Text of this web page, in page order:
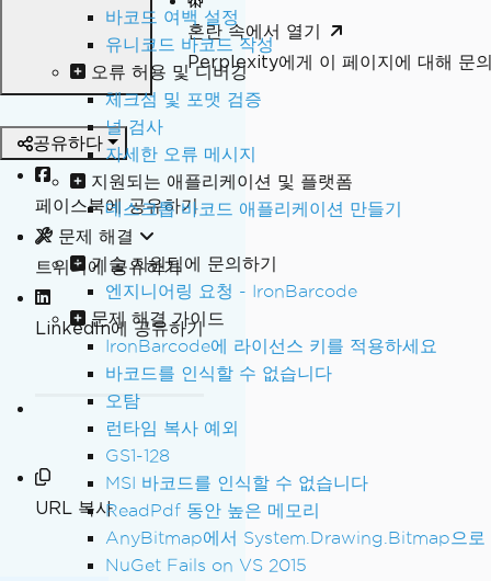
바코드 여백 설정
유니코드 바코드 작성
오류 허용 및 디버깅
체크섬 및 포맷 검증
널 검사
자세한 오류 메시지
지원되는 애플리케이션 및 플랫폼
데스크톱 바코드 애플리케이션 만들기
문제 해결
기술 지원팀에 문의하기
엔지니어링 요청 - IronBarcode
문제 해결 가이드
IronBarcode에 라이선스 키를 적용하세요
바코드를 인식할 수 없습니다
오탐
런타임 복사 예외
GS1-128
MSI 바코드를 인식할 수 없습니다
ReadPdf 동안 높은 메모리
AnyBitmap에서 System.Drawing.Bitmap으로
NuGet Fails on VS 2015
혼란 속에서 열기
Perplexity에게 이 페이지에 대해 문
공유하다
페이스북에 공유하기
트위터에 공유하기
LinkedIn에 공유하기
URL 복사